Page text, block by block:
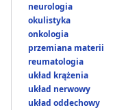
neurologia
okulistyka
onkologia
przemiana materii
reumatologia
układ krążenia
układ nerwowy
układ oddechowy